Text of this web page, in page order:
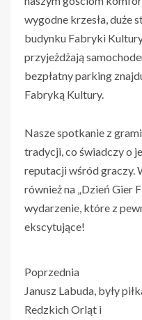
wygodne krzesła, duże
budynku Fabryki
przyjeżdżają
bezpłatny parking
Fabryką Kultury.
Nasze spotkanie z
tradycji, co świadczy o
reputacji wśród graczy.
również na „Dzień Gier
wydarzenie, które z
ekscytujące!
Poprzednia
Janusz Labuda, były
Redzkich Orląt i